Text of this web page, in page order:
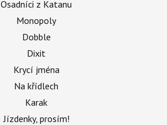
Osadníci z Katanu
Monopoly
Dobble
Dixit
Krycí jména
Na křídlech
Karak
Jízdenky, prosím!